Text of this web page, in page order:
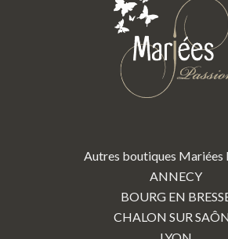
Autres boutiques Mariées
ANNECY
BOURG EN
CHALON SUR